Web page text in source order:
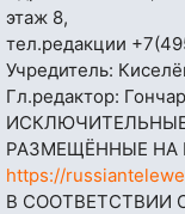
этаж 8,
тел.редакции
Учредитель:
Гл.редактор:
РАЗМЕЩЁННЫЕ НА
https://
В СООТВЕТСТВИИ